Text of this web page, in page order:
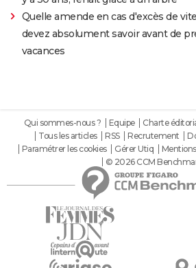
Quelle amende en cas d'excès de
devez absolument savoir avant de
vacances
Qui sommes-nous ? Equipe Charte
Tous les articles
RSS Recrutement
Paramétrer les cookies
Gérer Utiq
© 2026 CCM